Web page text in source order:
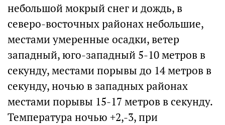
небольшой мокрый снег и дождь, в
северо-восточных районах небольшие,
местами умеренные осадки, ветер
западный, юго-западный 5-10 метров в
секунду, местами порывы до 14 метров в
секунду, ночью в западных районах
местами порывы 15-17 метров в секунду.
Температура ночью +2,-3, при